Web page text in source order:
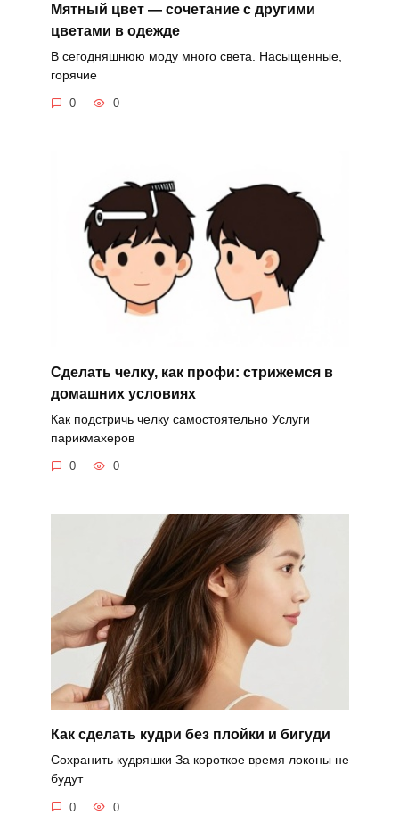
Мятный цвет — сочетание с другими
цветами в одежде
В сегодняшнюю моду много света. Насыщенные,
горячие
0 0
Сделать челку, как профи: стрижемся в
домашних условиях
Как подстричь челку самостоятельно Услуги
парикмахеров
0 0
Как сделать кудри без плойки и бигуди
Сохранить кудряшки За короткое время локоны не
будут
0 0